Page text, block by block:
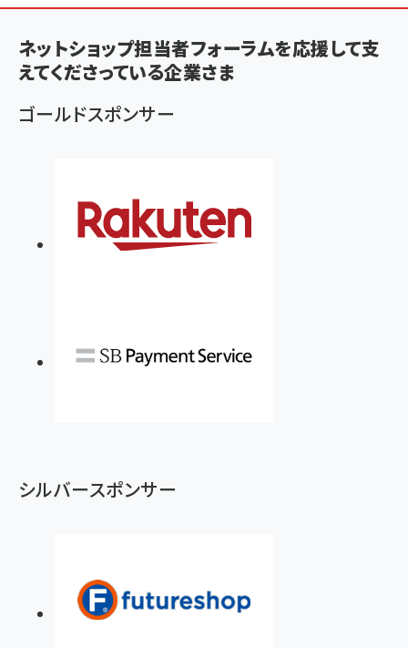
く
ず
ネットショップ担当者フォーラムを応援して支
えてくださっている企業さま
ゴールドスポンサー
シルバースポンサー